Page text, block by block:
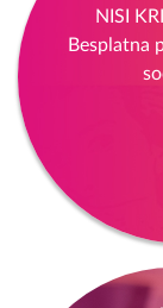
NISI
Besplatna